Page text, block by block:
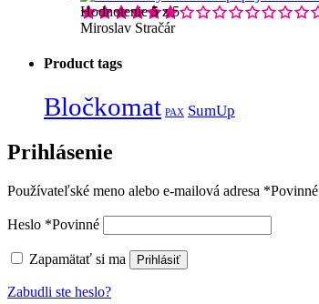
Hodnotenie5z 5
Miroslav Stračár
Product tags
Bločkomat PAX SumUp
Prihlásenie
Používateľské meno alebo e-mailová adresa *Povinné
Heslo *Povinné
Zapamätať si ma Prihlásiť
Zabudli ste heslo?